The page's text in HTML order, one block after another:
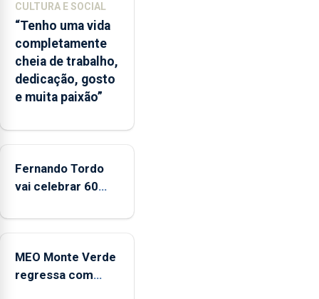
ilha
das
Flores
apresenta
um
“decréscimo
da
entre
2022
2025
CULTURA E SOCIAL
“Tenho uma vida
completamente
cheia de trabalho,
dedicação, gosto
e muita paixão”
Fernando Tordo
vai celebrar 60
no Coliseu
MEO Monte Verde
regressa com